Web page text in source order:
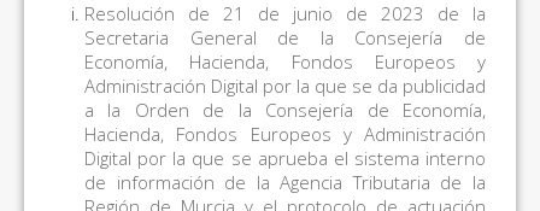
Resolución de 21 de junio de 2023 de la
Secretaria General de la Consejería de
Economía, Hacienda, Fondos Europeos y
Administración Digital por la que se da publicidad
a la Orden de la Consejería de Economía,
Hacienda, Fondos Europeos y Administración
Digital por la que se aprueba el sistema interno
de información de la Agencia Tributaria de la
Región de Murcia y el protocolo de actuación